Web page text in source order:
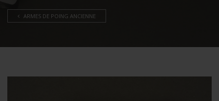
ARMES DE POING ANCIENNE